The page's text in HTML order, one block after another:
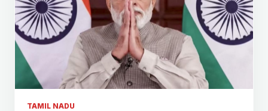
TAMIL NADU